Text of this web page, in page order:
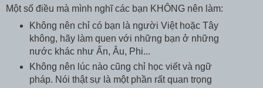
Một số điều mà mình nghĩ các bạn KHÔNG nên làm:
Không nên chỉ có bạn là người Việt hoặc Tây
không, hãy làm quen với những bạn ở những
nước khác như Ấn, Âu, Phi...
Không nên lúc nào cũng chỉ học viết và ngữ
pháp. Nói thật sự là một phần rất quan trọng